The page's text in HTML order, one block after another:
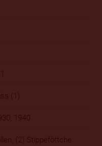
(1)
1940
(2) Stippeföttche